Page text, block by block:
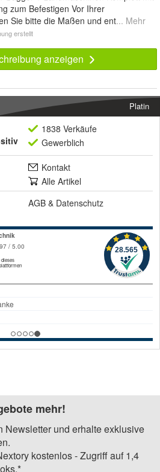
zum Befestigen Vor Ihrer
Sie bitte die Maßen und ent... Mehr
erstellt
anzeigen
Platin
1838 Verkäufe
Gewerblich
Kontakt
Alle Artikel
AGB & Datenschutz
mehr!
Newsletter und erhalte exklusive
kostenlos - Zugriff auf 1,4